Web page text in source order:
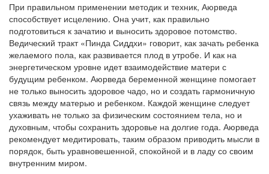
При правильном применении методик и техник, Аюрведа
способствует исцелению. Она учит, как правильно
подготовиться к зачатию и выносить здоровое потомство.
Ведический тракт «Пинда Сиддхи» говорит, как зачать ребенка
желаемого пола, как развивается плод в утробе. И как на
энергетическом уровне идет взаимодействие матери с
будущим ребенком. Аюрведа беременной женщине помогает
не только выносить здоровое чадо, но и создать гармоничную
связь между матерью и ребенком. Каждой женщине следует
ухаживать не только за физическим состоянием тела, но и
духовным, чтобы сохранить здоровье на долгие года. Аюрведа
рекомендует медитировать, таким образом приводить мысли в
порядок, быть уравновешенной, спокойной и в ладу со своим
внутренним миром.